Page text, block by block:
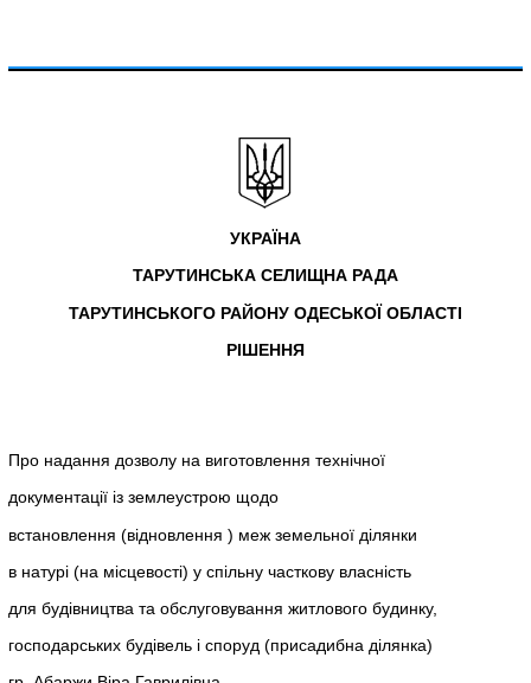
УКРАЇНА
ТАРУТИНСЬКА СЕЛИЩНА РАДА
ТАРУТИНСЬКОГО РАЙОНУ ОДЕСЬКОЇ ОБЛАСТІ
РІШЕННЯ
Про надання дозволу на виготовлення технічної
документації із землеустрою щодо
встановлення (відновлення ) меж земельної ділянки
в натурі (на місцевості) у спільну часткову власність
для будівництва та обслуговування житлового будинку,
господарських будівель і споруд (присадибна ділянка)